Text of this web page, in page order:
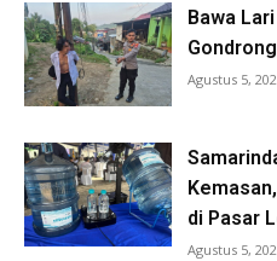
Bawa
Agustus 5,
di Pasar
Agustus 5,